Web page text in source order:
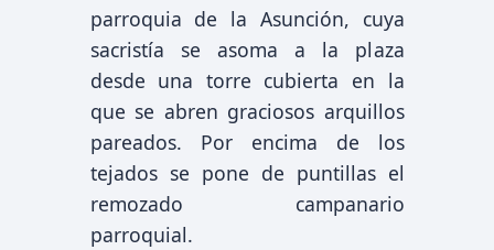
parroquia de la Asunción, cuya
sacristía se asoma a la plaza
desde una torre cubierta en la
que se abren graciosos arquillos
pareados. Por encima de los
tejados se pone de puntillas el
remozado campanario
parroquial.